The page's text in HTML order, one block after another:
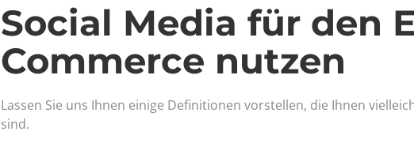
Social Media für den
Commerce nutzen
Lassen Sie uns Ihnen einige Definitionen vorstellen, die Ihnen
sind.